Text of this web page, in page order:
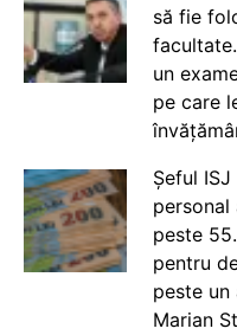
să fie
un
pe care
Șeful
personal
peste
pentru
peste un
Marian